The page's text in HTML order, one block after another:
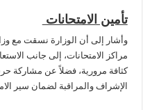
تأمين الامتحانات
وأشار إلى أن الوزارة نسقت مع
مراكز الامتحانات، إلى جانب
كثافة مرورية، فضلاً عن مشاركة
الإشراف والمراقبة لضمان سير